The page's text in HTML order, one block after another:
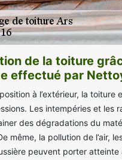
de la toiture
effectué par
à l’extérieur, la toiture
Les intempéries et les
des dégradations du
même, la pollution de l’air,
peuvent porter atteinte